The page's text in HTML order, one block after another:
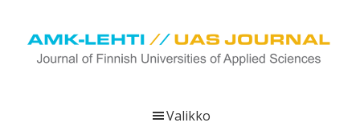
Hyppää
pääsisältöön
Hyppää
ensisijaiseen
Hyppää
alatunnisteeseen
Valikko